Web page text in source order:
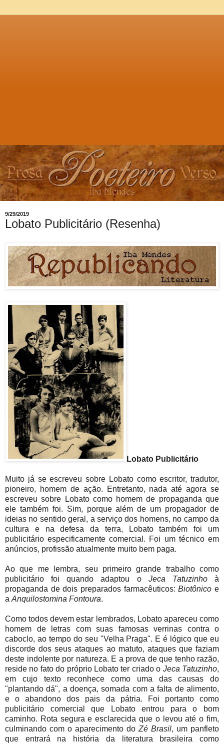
9/29/2019
Lobato Publicitário (Resenha)
Lobato Publicitário
Muito já se escreveu sobre Lobato como escritor, tradutor,
pioneiro, homem de ação. Entretanto, nada até agora se
escreveu sobre Lobato como homem de propaganda que
ele também foi. Sim, porque além de um propagador de
ideias no sentido geral, a serviço dos homens, no campo da
cultura e na defesa da terra, Lobato também foi um
publicitário especificamente comercial. Foi um técnico em
anúncios, profissão atualmente muito bem paga.
Ao que me lembra, seu primeiro grande trabalho como
publicitário foi quando adaptou o Jeca Tatuzinhoà
propaganda de dois preparados farmacêuticos:Biotônico e
aAnquilostomina Fontoura.
Como todos devem estar lembrados, Lobato apareceu como
homem de letras com suas famosas verrinas contra o
caboclo, ao tempo do seu "Velha Praga". E é lógico que eu
discorde dos seus ataques ao matuto, ataques que faziam
deste indolente por natureza. E a prova de que tenho razão,
reside no fato do próprio Lobato ter criado o Jeca Tatuzinho,
em cujo texto reconhece como uma das causas do
"plantando dá", a doença, somada com a falta de alimento,
e o abandono dos pais da pátria. Foi portanto como
publicitário comercial que Lobato entrou para o bom
caminho. Rota segura e esclarecida que o levou até o fim,
culminando com o aparecimento doZé Brasil, um panfleto
que entrará na história da literatura brasileira como